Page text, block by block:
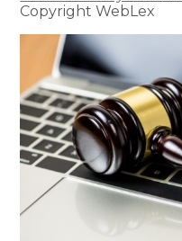
Copyright WebLex